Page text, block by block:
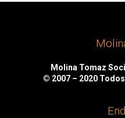
Molina Tomaz
© 2007 – 2020